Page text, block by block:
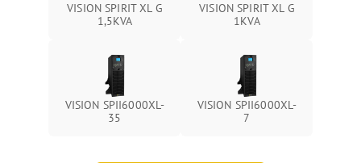
Неисправность системы
Подробнее →
Поломка системы защиты
Неисправность системы
VISION SPIRIT XL G
1,5KVA
VISION SPIRIT XL G
1KVA
VISION SPII6000XL-
35
VISION SPII6000XL-
7